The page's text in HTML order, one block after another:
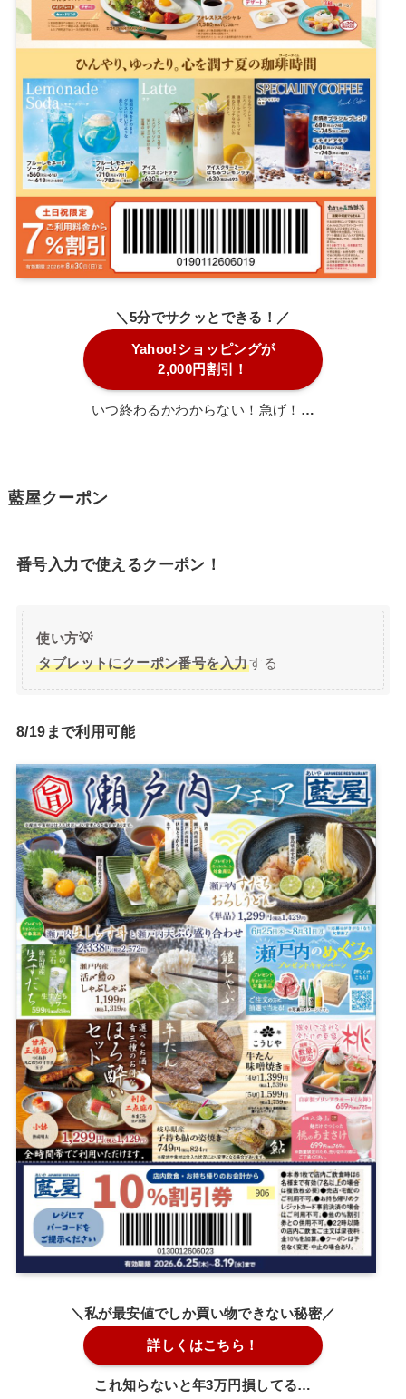
＼5分でサクッとできる！／
Yahoo!ショッピングが
2,000円割引！
いつ終わるかわからない！急げ！ …
藍屋クーポン
番号入力で使えるクーポン！
使い方💡
タブレットにクーポン番号を入力する
8/19まで利用可能
＼私が最安値でしか買い物できない秘密／
詳しくはこちら！
これ知らないと年3万円損してる…